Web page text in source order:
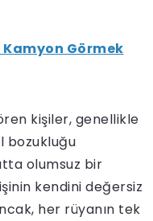
Görmek
kişiler, genellikle
bozukluğu
olumsuz bir
kendini değersiz
her rüyanın tek